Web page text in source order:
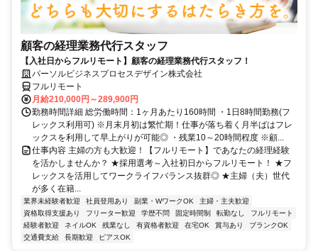
顧客の経理業務代行スタッフ
【入社日からフルリモート】顧客の経理業務代行スタッフ！
パーソルビジネスプロセスデザイン株式会社
フルリモート
月給210,000円～289,900円
勤務時間詳細 総労働時間：1ヶ月あたり160時間 ・1日8時間勤務(フ
レックス利用可) ※月末月初は繁忙期！仕事が落ち着く月半ばはフレ
ックスを利用して早上がりが可能◎ ・残業10～20時間程度 ※顧...
仕事内容 主婦の方も大歓迎！【フルリモート】であなたの経理経験
を活かしませんか？ ★採用選考～入社初日からフルリモート！ ★フ
レックスを活用してワークライフバランス抜群◎ ★主婦（夫）世代
が多く在籍...
業界未経験者歓迎 社員登用あり 副業・WワークOK
主婦・主夫歓迎
資格取得支援あり
フリーター歓迎 学歴不問 固定時間制 転勤なし
フルリモート
経験者歓迎
ネイルOK 残業なし 有資格者歓迎 在宅OK 賞与あり
ブランクOK
交通費支給
長期歓迎 ピアスOK